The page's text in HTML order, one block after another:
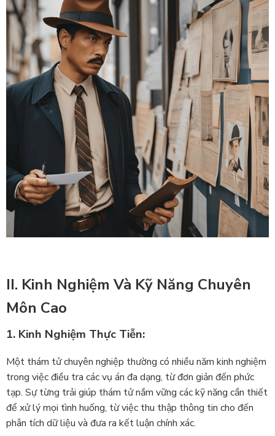
II. Kinh Nghiệm Và Kỹ Năng Chuyên
Môn Cao
1. Kinh Nghiệm Thực Tiễn:
Một thám tử chuyên nghiệp thường có nhiều năm kinh nghiệm
trong việc điều tra các vụ án đa dạng, từ đơn giản đến phức
tạp. Sự từng trải giúp thám tử nắm vững các kỹ năng cần thiết
để xử lý mọi tình huống, từ việc thu thập thông tin cho đến
phân tích dữ liệu và đưa ra kết luận chính xác.